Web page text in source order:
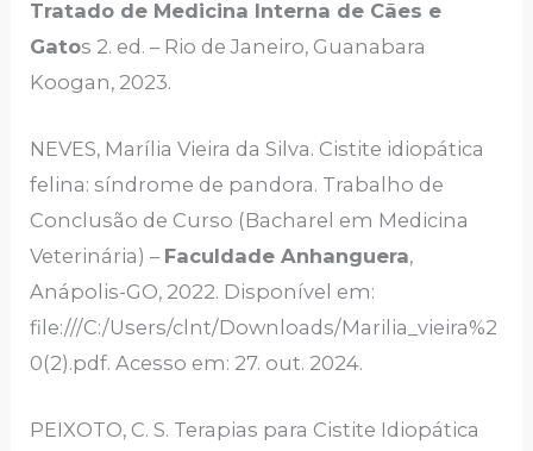
Tratado de Medicina Interna de Cães e
Gatos 2. ed. – Rio de Janeiro, Guanabara
Koogan, 2023.
NEVES, Marília Vieira da Silva. Cistite idiopática
felina: síndrome de pandora. Trabalho de
Conclusão de Curso (Bacharel em Medicina
Veterinária) – Faculdade Anhanguera,
Anápolis-GO, 2022. Disponível em:
file:///C:/Users/clnt/Downloads/Marilia_vieira%2
0(2).pdf. Acesso em: 27. out. 2024.
PEIXOTO, C. S. Terapias para Cistite Idiopática